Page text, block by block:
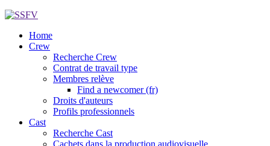
Home
Crew
Recherche Crew
Contrat de travail type
Membres relève
Find a newcomer (fr)
Droits d'auteurs
Profils professionnels
Cast
Recherche Cast
Cachets dans la production audiovisuelle